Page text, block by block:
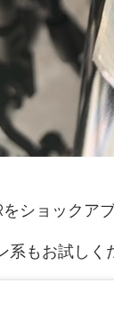
ショックア
系もお試しく